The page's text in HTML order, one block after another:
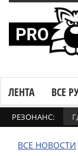
ЛЕНТА ВСЕ
РЕЗОНАНС:
ВСЕ НОВОСТИ